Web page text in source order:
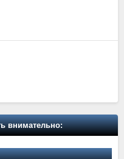
внимательно: